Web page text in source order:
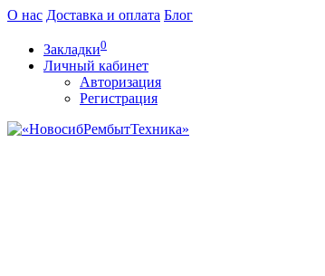
О нас Доставка и оплата Блог
Закладки0
Личный кабинет
Авторизация
Регистрация